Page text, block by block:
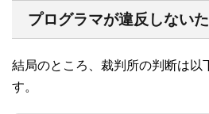
プログラマが違反しない
結局のところ、裁判所の判断は以
す。